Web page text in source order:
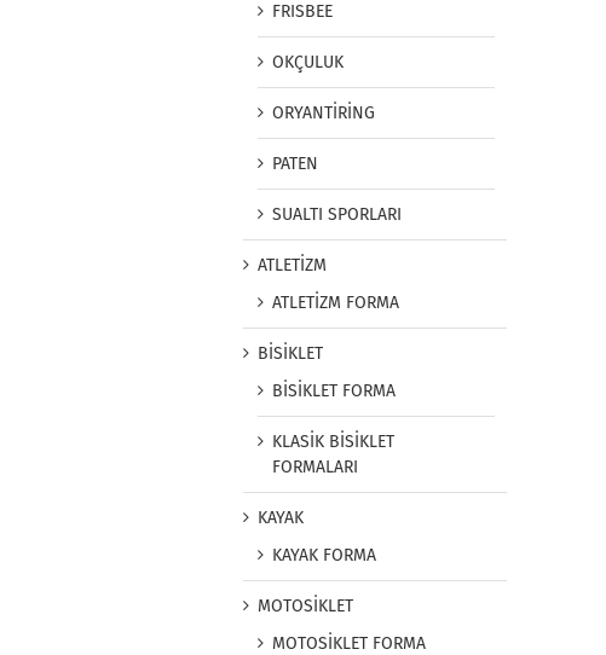
FRISBEE
OKÇULUK
ORYANTİRİNG
PATEN
SUALTI SPORLARI
ATLETİZM
ATLETİZM FORMA
BİSİKLET
BİSİKLET FORMA
KLASİK BİSİKLET
FORMALARI
KAYAK
KAYAK FORMA
MOTOSİKLET
MOTOSİKLET FORMA